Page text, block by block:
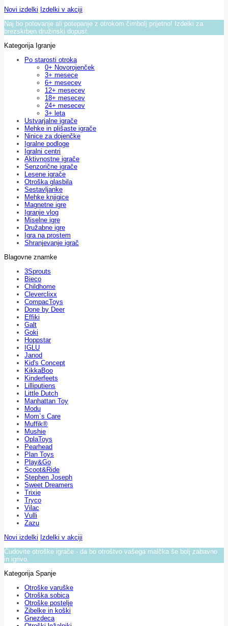
Novi izdelki Izdelki v akciji
Naj bo potovanje ali potepanje z otrokom čimbolj prijetno! Izdelki za
brezskrben družinski dopust.
Kategorija Igranje
Po starosti otroka
0+ Novorojenček
3+ mesece
6+ mesecev
12+ mesecev
18+ mesecev
24+ mesecev
3+ leta
Ustvarjalne igrače
Mehke in plišaste igrače
Ninice za dojenčke
Igralne podloge
Igralni centri
Aktivnostne igrače
Senzorične igrače
Lesene igrače
Otroška glasbila
Sestavljanke
Mehke knjigice
Magnetne igre
Igranje vlog
Miselne igre
Družabne igre
Igra na prostem
Shranjevanje igrač
Blagovne znamke
3Sprouts
Bieco
Childhome
Cleverclixx
CompacToys
Done by Deer
Effiki
Galt
Goki
Hoppstar
IGLU
Janod
Kid's Concept
KikkaBoo
Kinderfeets
Lilliputiens
Little Dutch
Manhattan Toy
Modu
Mom`s Care
Muffik®
Mushie
OplaToys
Pearhead
Plan Toys
Play&Go
Scoot&Ride
Stephen Joseph
Sweet Dreamers
Trixie
Tryco
Vilac
Vulli
Zazu
Novi izdelki Izdelki v akciji
Čudovite otroške igrače - da bo otroštvo vašega malčka še bolj zabavno
in igrivo.
Kategorija Spanje
Otroške varuške
Otroška sobica
Otroške postelje
Zibelke in koški
Gnezdeca